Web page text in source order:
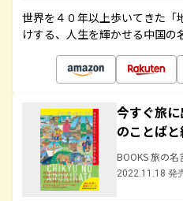
世界を４０年以上歩いてきた「
けする、人生を輝かせる中国の
今すぐ旅
のことば
BOOKS 旅の名
2022.11.18 発